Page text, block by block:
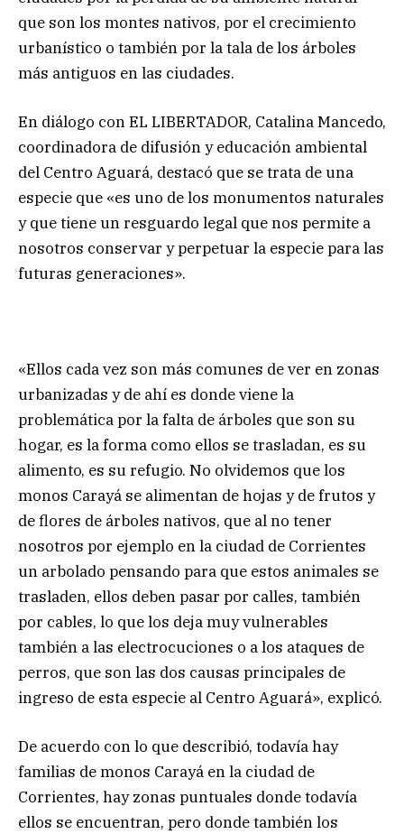
que son los montes nativos, por el crecimiento
urbanístico o también por la tala de los árboles
más antiguos en las ciudades.
En diálogo con EL LIBERTADOR, Catalina Mancedo,
coordinadora de difusión y educación ambiental
del Centro Aguará, destacó que se trata de una
especie que «es uno de los monumentos naturales
y que tiene un resguardo legal que nos permite a
nosotros conservar y perpetuar la especie para las
futuras generaciones».
«Ellos cada vez son más comunes de ver en zonas
urbanizadas y de ahí es donde viene la
problemática por la falta de árboles que son su
hogar, es la forma como ellos se trasladan, es su
alimento, es su refugio. No olvidemos que los
monos Carayá se alimentan de hojas y de frutos y
de flores de árboles nativos, que al no tener
nosotros por ejemplo en la ciudad de Corrientes
un arbolado pensando para que estos animales se
trasladen, ellos deben pasar por calles, también
por cables, lo que los deja muy vulnerables
también a las electrocuciones o a los ataques de
perros, que son las dos causas principales de
ingreso de esta especie al Centro Aguará», explicó.
De acuerdo con lo que describió, todavía hay
familias de monos Carayá en la ciudad de
Corrientes, hay zonas puntuales donde todavía
ellos se encuentran, pero donde también los